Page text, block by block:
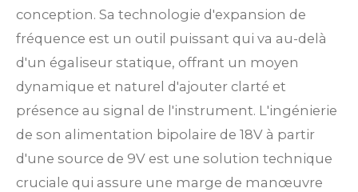
conception. Sa technologie d'expansion de
fréquence est un outil puissant qui va au-delà
d'un égaliseur statique, offrant un moyen
dynamique et naturel d'ajouter clarté et
présence au signal de l'instrument. L'ingénierie
de son alimentation bipolaire de 18V à partir
d'une source de 9V est une solution technique
cruciale qui assure une marge de manœuvre